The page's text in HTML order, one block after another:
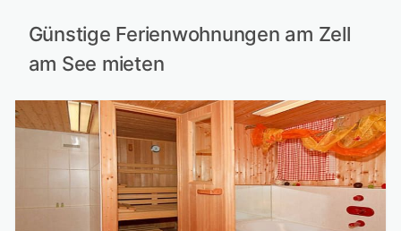
Günstige Ferienwohnungen am Zell
am See mieten